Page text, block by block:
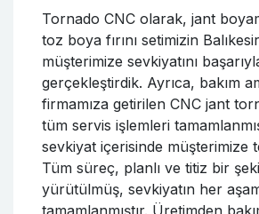
İZMİR ÖDEMİŞ’E
CNC JANT TORNA
MAKİNESİ VE TOZ
SİSTEMİ SEVKİYATI
Tornado CNC olarak, WRM 26
jant torna makinesi ile jant toz
ve fırın setimizin Ödemiş’teki
sevkiyatını başarıyla
kapsamında hem torna